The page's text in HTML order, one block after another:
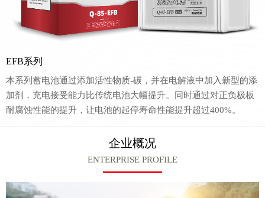
EFB系列
本系列蓄电池通过添加活性物质-碳，并在电解液中加入新型的添
加剂，充电接受能力比传统电池大幅提升。同时通过对正负极板
耐腐蚀性能的提升，让电池的起停寿命性能提升超过400%。
企业概况
ENTERPRISE PROFILE